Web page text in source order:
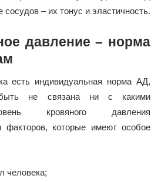
сосудов – их тонус и эластичность.
давление – норма
есть индивидуальная норма АД,
не связана ни с какими
кровяного давления
факторов, которые имеют особое
человека;